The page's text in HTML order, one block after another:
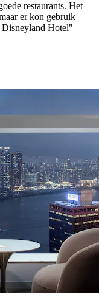
restaurants. Het
er kon gebruik
Disneyland Hotel"